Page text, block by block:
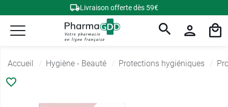
Livraison offerte dès 59€
Accueil Hygiène - Beauté Protections hygiéniques